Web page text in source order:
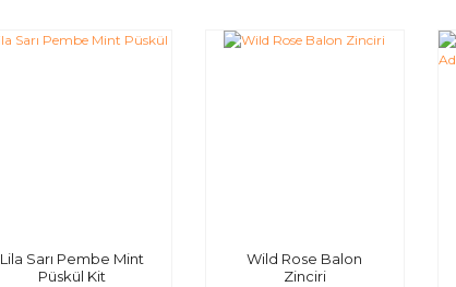
Lila Sarı Pembe Mint
Püskül Kit
Wild Rose Balon
Zinciri